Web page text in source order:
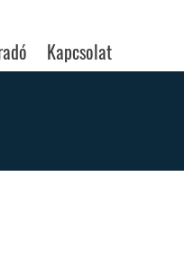
Kapcsolat